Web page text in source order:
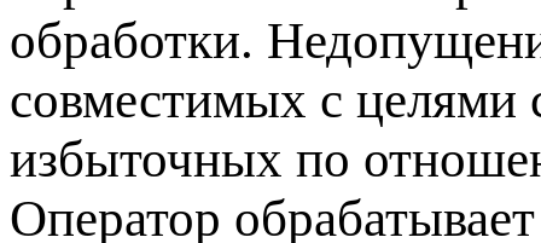
обработки.
совместимых с целями
избыточных по
Оператор